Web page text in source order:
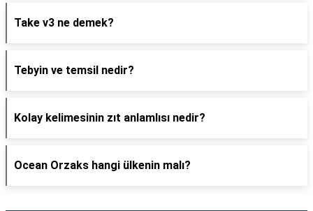
Take v3 ne demek?
Tebyin ve temsil nedir?
Kolay kelimesinin zıt anlamlısı nedir?
Ocean Orzaks hangi ülkenin malı?